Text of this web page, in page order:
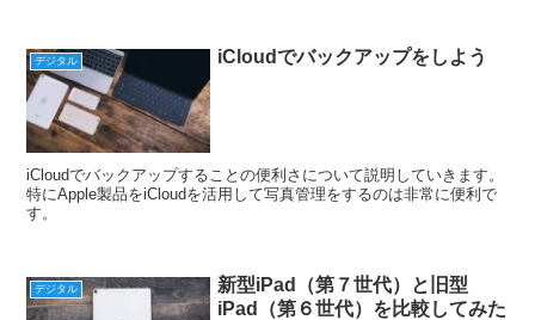
デジタル iCloudでバックアップをしよう
iCloudでバックアップすることの便利さについて説明していきます。
特にApple製品をiCloudを活用して写真管理をするのは非常に便利で
す。
デジタル
新型iPad（第７世代）と旧型
iPad（第６世代）を比較してみた